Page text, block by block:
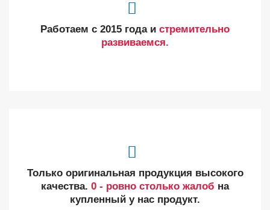
Работаем с 2015 года и стремительно
развиваемся.
Только оригинальная продукция высокого
качества. 0 - ровно столько жалоб на
купленный у нас продукт.